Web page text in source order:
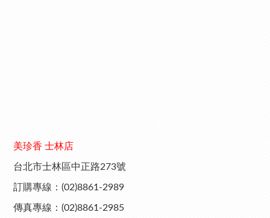
美珍香 士林店
台北市士林區中正路273號
訂購專線：(02)8861-2989
傳真專線：(02)8861-2985